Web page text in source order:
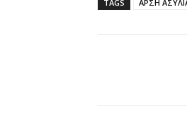
TAGS ΑΡΣΗ